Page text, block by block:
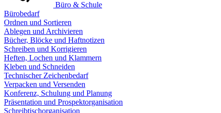
Büro & Schule
Bürobedarf
Ordnen und Sortieren
Ablegen und Archivieren
Bücher, Blöcke und Haftnotizen
Schreiben und Korrigieren
Heften, Lochen und Klammern
Kleben und Schneiden
Technischer Zeichenbedarf
Verpacken und Versenden
Konferenz, Schulung und Planung
Präsentation und Prospektorganisation
Schreibtischorganisation